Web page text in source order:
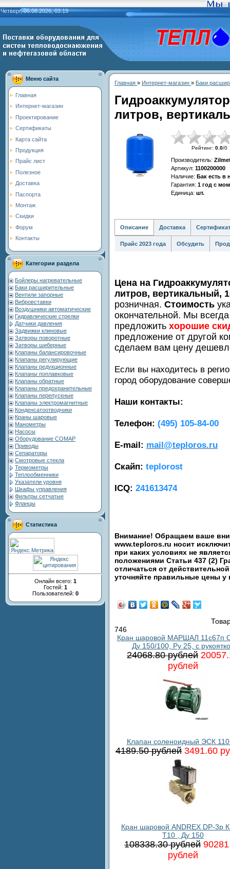
Четверг, 06.08.2026, 03:19
Меню сайта
Главная
Интернет-магазин
Проектирование
Сертификаты
Карта сайта
Продукция
Прайс лист
Полезное
Доставка
Паспорта
Монтаж
Скидки
Форум
Контакты
Категории раздела
Бойлеры нагревательные
Баки расширительные
Вентили запорные
Вибровставки
Воздушники автоматические
Гидравлические стрелки
Датчики давления
Задвижки клиновые
Затворы поворотные
Затворы шиберные
Клапаны балансировочные
Клапаны регулирующие
Клапаны редукционные
Клапаны поплавковые
Клапаны обратные
Клапаны предохранительные
Клапаны перепускные
Клапаны электромагнитные
Конденсатоотводчики
Краны шаровые
Манометры
Насосы
Оборудование COMAP
Приводы
Сепараторы
Смотровые стекла
Термометры
Теплообменники
Указатели уровня
Шкафы управления
Фильтры сетчатые
Фланцы
Статистика
Онлайн всего: 1
Гостей: 1
Пользователей: 0
Главная » Интернет-магазин » Баки
литров,
Рейтинг: 0.0/0
Производитель:
Артикул: 1100200000
Наличие: Бак есть в
Гарантия: 1 год с
Единица: шт.
Описание Доставка Сертификат
Прайс 2023 года Обсудить
Цена на
литров, вертикальный,
розничная. Стоимость
окончательной. Мы
предложить хорошие
предложение от другой
сделаем вам цену
Если вы находитесь в
город оборудование
Наши контакты:
Телефон: (495) 105-84-00
E-mail: mail@teploros.ru
Скайп: teplorost
ICQ: 241613474
Внимание! Обращаем ваше
www.teploros.ru носит
при каких условиях не
положениями Статьи 437 (2)
отличаться от
уточняйте правильные цены
746
Кран шаровой МАРШАЛ 11с67п
Ду 150/100, Ру 25, с
24068.80 рублей
рублей
Клапан соленоидный ЭСК
4189.50 рублей 3491.60
Кран шаровой ANDREX DP-3p
T10 , Ду 150
108338.30 рублей
рублей